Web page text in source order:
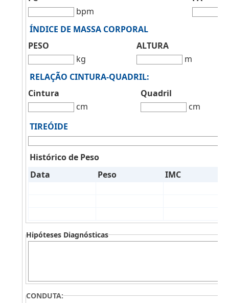
bpm
ÍNDICE DE MASSA CORPORAL
PESO
ALTURA
kg
m
RELAÇÃO CINTURA-QUADRIL:
Cintura
Quadril
cm
cm
TIREÓIDE
Histórico de Peso
Data
Peso IMC
Hipóteses Diagnósticas
CONDUTA: